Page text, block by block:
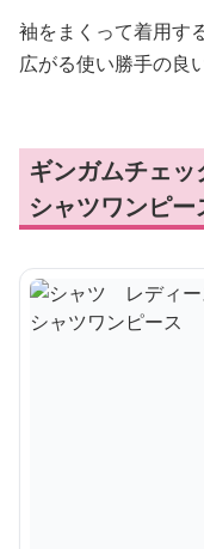
袖をまくって着用す
広がる使い勝手の良
ギンガムチェ
シャツワンピー